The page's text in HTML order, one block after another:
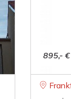
895,- €